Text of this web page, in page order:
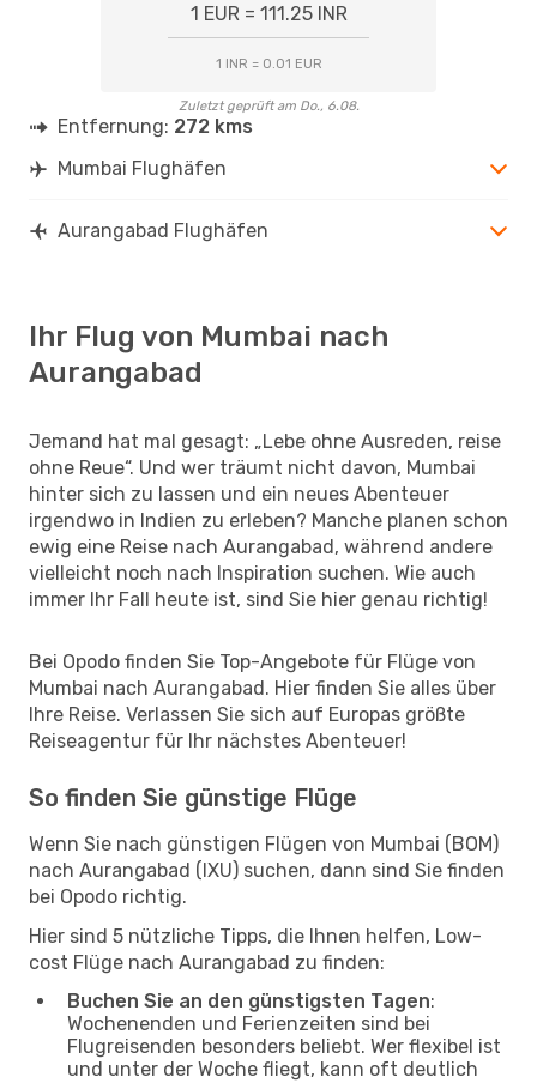
1 EUR = 111.25 INR
1 INR = 0.01 EUR
Zuletzt geprüft am Do., 6.08.
Entfernung: 272 kms
Mumbai Flughäfen
Aurangabad Flughäfen
Ihr Flug von Mumbai nach
Aurangabad
Jemand hat mal gesagt: „Lebe ohne Ausreden, reise
ohne Reue“. Und wer träumt nicht davon, Mumbai
hinter sich zu lassen und ein neues Abenteuer
irgendwo in Indien zu erleben? Manche planen schon
ewig eine Reise nach Aurangabad, während andere
vielleicht noch nach Inspiration suchen. Wie auch
immer Ihr Fall heute ist, sind Sie hier genau richtig!
Bei Opodo finden Sie Top-Angebote für Flüge von
Mumbai nach Aurangabad. Hier finden Sie alles über
Ihre Reise. Verlassen Sie sich auf Europas größte
Reiseagentur für Ihr nächstes Abenteuer!
So finden Sie günstige Flüge
Wenn Sie nach günstigen Flügen von Mumbai (BOM)
nach Aurangabad (IXU) suchen, dann sind Sie finden
bei Opodo richtig.
Hier sind 5 nützliche Tipps, die Ihnen helfen, Low-
cost Flüge nach Aurangabad zu finden:
Buchen Sie an den günstigsten Tagen:
Wochenenden und Ferienzeiten sind bei
Flugreisenden besonders beliebt. Wer flexibel ist
und unter der Woche fliegt, kann oft deutlich